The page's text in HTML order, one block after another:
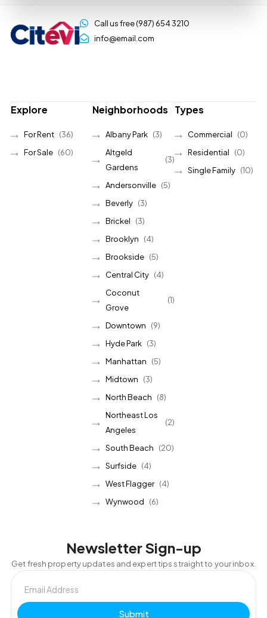
Call us free (987) 654 3210
info@email.com
Explore
For Rent (36)
For Sale (60)
Neighborhoods
Albany Park (3)
Altgeld
Gardens
(3)
Andersonville (5)
Beverly (3)
Brickel
(3)
Brooklyn
(4)
Brookside (5)
Central City (4)
Coconut
Grove
(1)
Downtown
(9)
Hyde Park (3)
Manhattan
(5)
Midtown
(3)
North Beach
(8)
Northeast Los
Angeles
(2)
South Beach
(20)
Surfside (4)
West Flagger (4)
Wynwood
(6)
Types
Commercial
(0)
Residential
(0)
Single Family (10)
Newsletter Sign-up
Get fresh property updates and expert tips straight to your inbox.
Submit